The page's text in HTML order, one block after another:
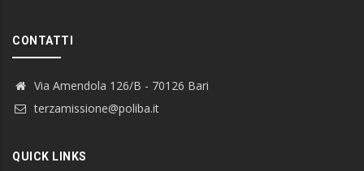
CONTATTI
Via Amendola 126/B - 70126 Bari
terzamissione@poliba.it
QUICK LINKS